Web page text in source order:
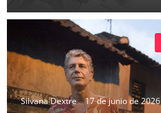
Silvana Dextre 17 de junio de 2026